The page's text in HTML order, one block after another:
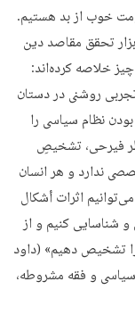
خوب از بد هستیم.
تحقق مقاصد دین
خلاصه کرده‌اند:
روشنی در دستان
نظام سیاسی را
فیرحی، تشخیصِ
ندارد و هر انسان
اثرات أشکال
شناسایی کنیم و از
تشخیص دهیم» (داود
سیاسی و فقه مشروطه،